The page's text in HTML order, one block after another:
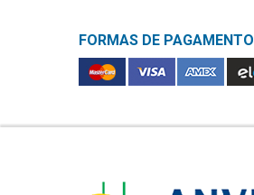
FORMAS DE PAGAMENTO